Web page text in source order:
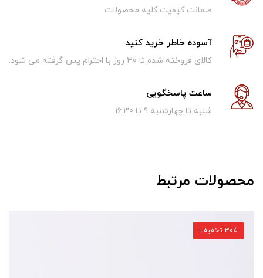
ضمانت کیفیت کلیه محصولات
آسوده خاطر خرید کنید
کالای فروخته شده تا 30 روز با احترام پس گرفته می شود.
ساعت پاسخگویی
شنبه تا چهارشنبه 9 تا 16.30
محصولات مرتبط
30٪ تخفیف